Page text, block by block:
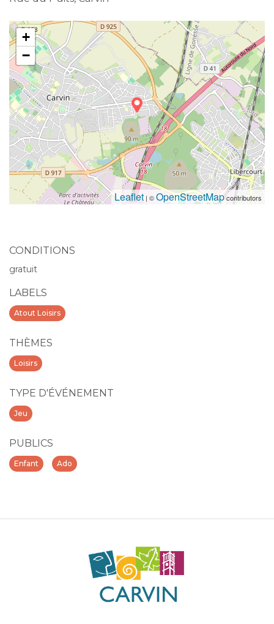
+
−
Leaflet | ©OpenStreetMapcontributors
CONDITIONS
gratuit
LABELS
Atout Loisirs
THÈMES
Loisirs
TYPE D'ÉVÉNEMENT
Jeu
PUBLICS
Enfant Ado